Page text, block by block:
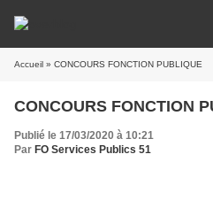
Accueil » CONCOURS FONCTION PUBLIQUE
CONCOURS FONCTION
Publié le 17/03/2020 à 10:21
Par FO Services Publics 51